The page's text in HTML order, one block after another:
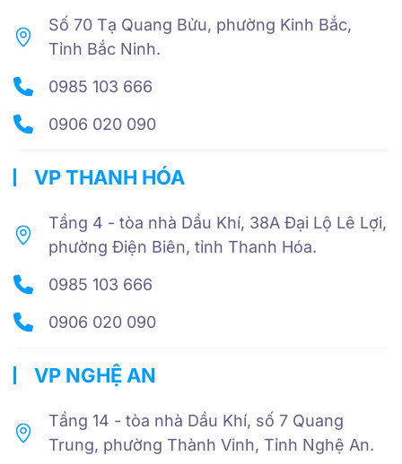
Số 70 Tạ Quang Bửu, phường Kinh Bắc,
Tỉnh Bắc Ninh.
0985 103 666
0906 020 090
VP THANH HÓA
Tầng 4 - tòa nhà Dầu Khí, 38A Đại Lộ Lê Lợi,
phường Điện Biên, tỉnh Thanh Hóa.
0985 103 666
0906 020 090
VP NGHỆ AN
Tầng 14 - tòa nhà Dầu Khí, số 7 Quang
Trung, phường Thành Vinh, Tỉnh Nghệ An.